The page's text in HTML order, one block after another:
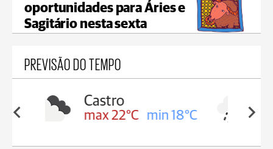
oportunidades para Áries e
Sagitário nesta sexta
PREVISÃO DO TEMPO
18°C
Carambeí
max 21°C min 18°C